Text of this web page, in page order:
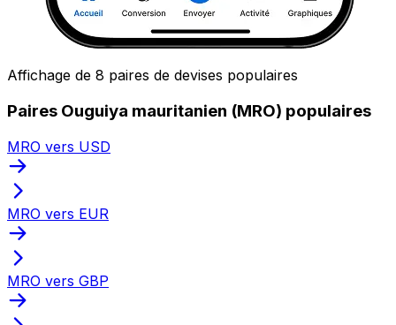
Affichage de 8 paires de devises populaires
Paires Ouguiya mauritanien (MRO) populaires
MRO vers USD
MRO vers EUR
MRO vers GBP